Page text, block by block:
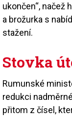
ukončen“, načež
a brožurka s
stažení.
Stovka
Rumunské
redukci
přitom z čísel,